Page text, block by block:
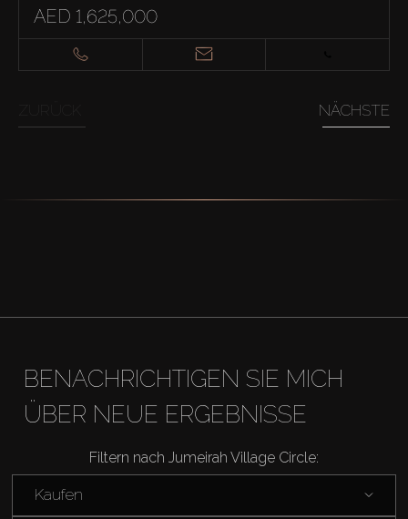
AED 1,625,000
NÄCHSTE
BENACHRICHTIGEN SIE MICH
ÜBER NEUE ERGEBNISSE
Filtern nach Jumeirah Village Circle:
Kaufen